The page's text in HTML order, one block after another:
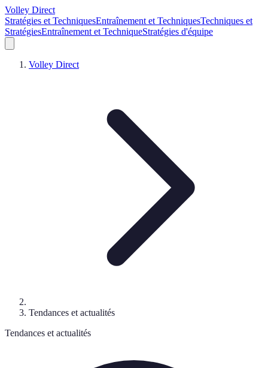
Volley Direct
Stratégies et TechniquesEntraînement et TechniquesTechniques et
StratégiesEntraînement et TechniqueStratégies d'équipe
Volley Direct
Tendances et actualités
Tendances et actualités